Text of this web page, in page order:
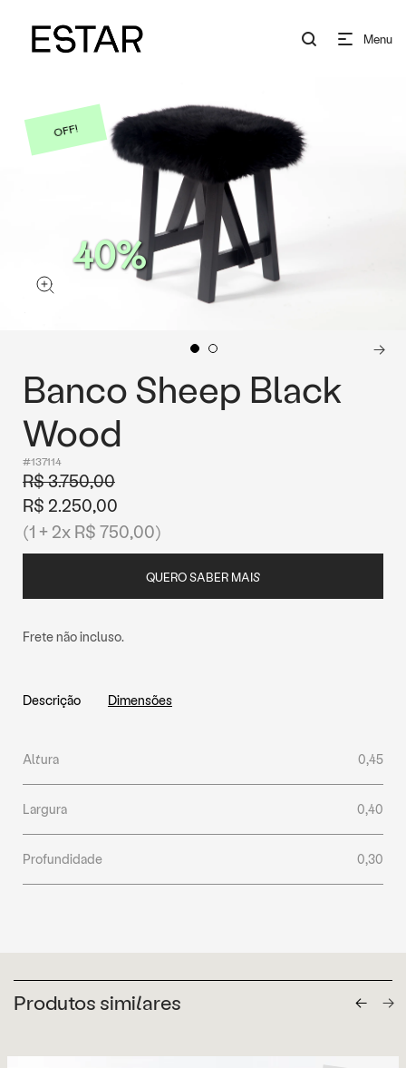
Menu
40%
OFF!
Banco Sheep Black
Wood
#137114
R$ 3.750,00
R$ 2.250,00
(1 + 2x R$ 750,00)
QUERO SABER MAIS
Frete não incluso.
Descrição Dimensões
Altura 0,45
Largura 0,40
Profundidade 0,30
Produtos similares